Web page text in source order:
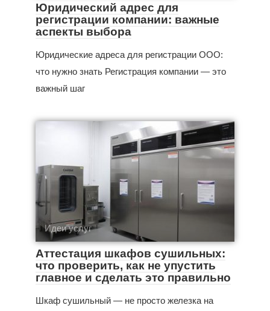
Юридический адрес для
регистрации компании: важные
аспекты выбора
Юридические адреса для регистрации ООО:
что нужно знать Регистрация компании — это
важный шаг
Идеи услуг
Аттестация шкафов сушильных:
что проверить, как не упустить
главное и сделать это правильно
Шкаф сушильный — не просто железка на